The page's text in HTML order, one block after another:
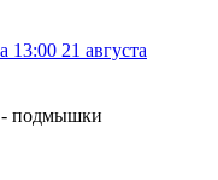
13:00 21 августа
- подмышки